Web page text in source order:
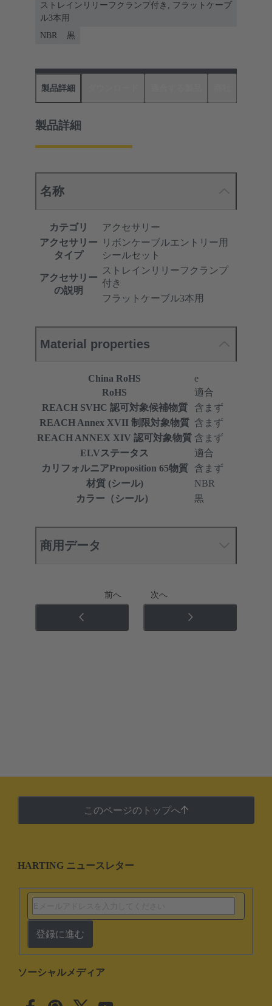
ストレインリリーフクランプ付き, フラットケーブ
ル3本用
NBR
黒
製品詳細
製品詳細
名称
カテゴリ
アクセサリー
アクセサリー
タイプ
リボンケーブルエントリー用
シールセット
アクセサリー
の説明
ストレインリリーフクランプ
付き
フラットケーブル3本用
Material properties
China RoHS
e
RoHS
適合
REACH SVHC 認可対象候補物質
含まず
REACH Annex XVII 制限対象物質 含まず
REACH ANNEX XIV 認可対象物質 含まず
ELVステータス
適合
カリフォルニアProposition 65物質
含まず
材質 (シール)
NBR
カラー（シール）
黒
商用データ
前へ 次へ
このページのトップへ
HARTING ニュースレター
登録に進む
ソーシャルメディア